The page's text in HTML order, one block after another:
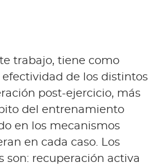
trabajo, tiene como
de los distintos
post-ejercicio, más
del entrenamiento
en los mecanismos
en cada caso. Los
son: recuperación activa